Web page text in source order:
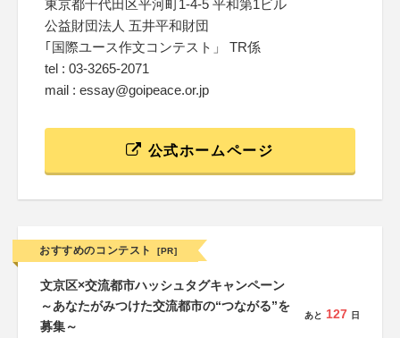
東京都千代田区平河町1-4-5 平和第1ビル
公益財団法人 五井平和財団
｢国際ユース作文コンテスト」 TR係
tel : 03-3265-2071
mail : essay@goipeace.or.jp
公式ホームページ
おすすめのコンテスト [PR]
文京区×交流都市ハッシュタグキャンペーン
～あなたがみつけた交流都市の“つながる”を
募集～
あと 127 日